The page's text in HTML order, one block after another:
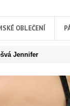
OBLEČENÍ
Jennifer